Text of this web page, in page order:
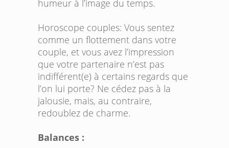
humeur à l’image du temps.
Horoscope couples: Vous sentez
comme un flottement dans votre
couple, et vous avez l’impression
que votre partenaire n’est pas
indifférent(e) à certains regards que
l’on lui porte? Ne cédez pas à la
jalousie, mais, au contraire,
redoublez de charme.
Balances :